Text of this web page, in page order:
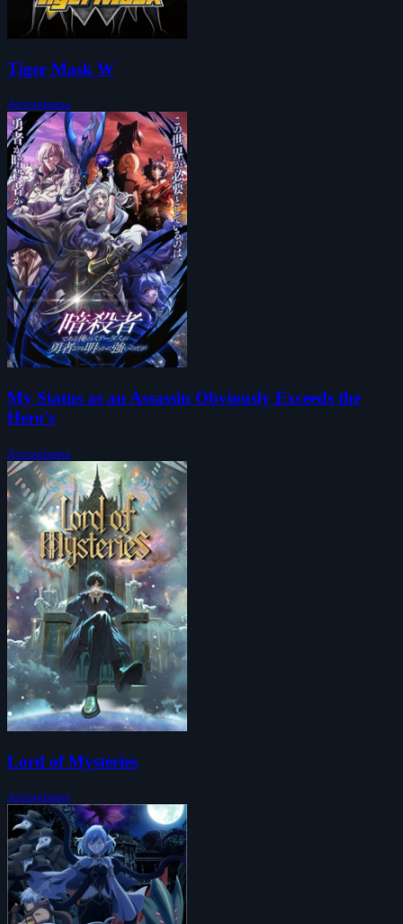
Tiger Mask W
Actiondrama
My Status as an Assassin Obviously Exceeds the
Hero's
Actiondrama
Lord of Mysteries
Actiondrama